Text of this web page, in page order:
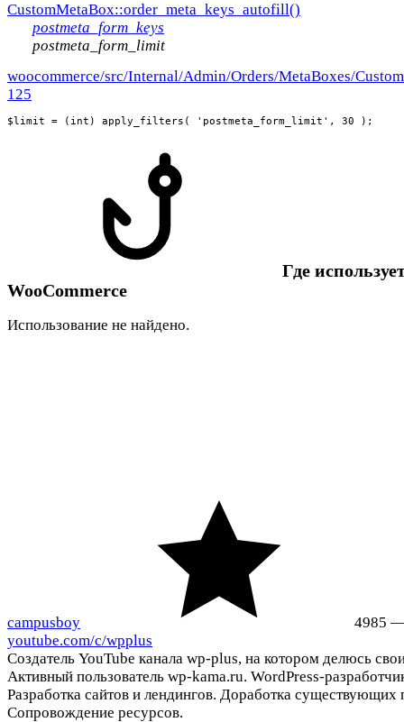
CustomMetaBox::order_meta_keys_autofill()
postmeta_form_keys
postmeta_form_limit
woocommerce/src/Internal/Admin/Orders/MetaBoxes/
125
$limit = (int) apply_filters( 'postmeta_form_limit', 30 );
Где
WooCommerce
Использование не найдено.
campusboy 4985
youtube.com/c/wpplus
Создатель YouTube канала wp-plus, на котором делюсь
Активный пользователь wp-kama.ru. WordPress-
Разработка сайтов и лендингов. Доработка существующих
Сопровождение ресурсов.